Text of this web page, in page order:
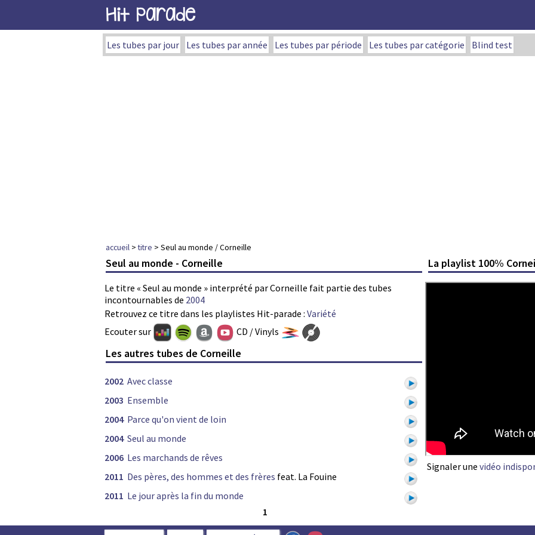
Hit Parade
Les tubes par jour Les tubes par année Les tubes par période Les tubes par catégorie Blind test
accueil >titre > Seul au monde / Corneille
Seul au monde - Corneille
Le titre « Seul au monde » interprété par Corneille fait partie des tubes
incontournables de 2004
Retrouvez ce titre dans les playlistes Hit-parade : Variété
La playlist 100%
Signaler une vidéo
Ecouter sur CD / Vinyls
Les autres tubes de Corneille
2002 Avec classe
2003 Ensemble
2004 Parce qu'on vient de loin
2004 Seul au monde
2006 Les marchands de rêves
2011 Des pères, des hommes et des frères feat. La Fouine
2011 Le jour après la fin du monde
1